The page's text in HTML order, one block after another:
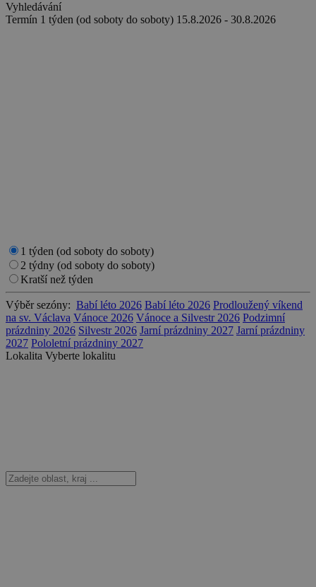
Vyhledávání
Termín 1 týden (od soboty do soboty) 15.8.2026 - 30.8.2026
1 týden (od soboty do soboty)
2 týdny (od soboty do soboty)
Kratší než týden
Výběr sezóny: Babí léto 2026 Babí léto 2026 Prodloužený víkend
na sv. Václava Vánoce 2026 Vánoce a Silvestr 2026 Podzimní
prázdniny 2026 Silvestr 2026 Jarní prázdniny 2027 Jarní prázdniny
2027 Pololetní prázdniny 2027
Lokalita Vyberte lokalitu